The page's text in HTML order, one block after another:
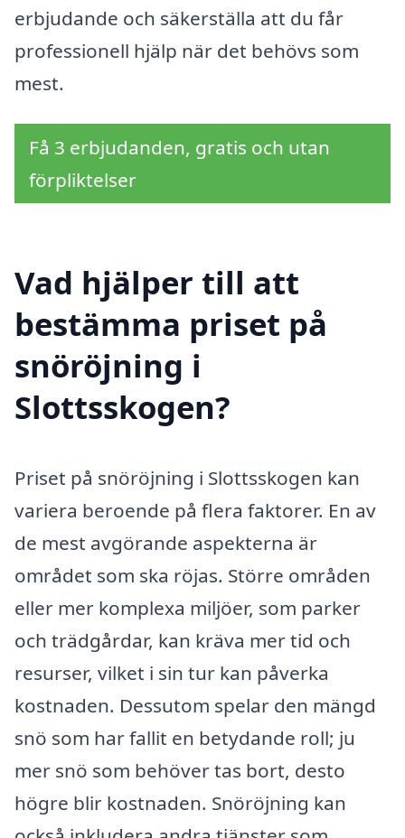
erbjudande och säkerställa att du får
professionell hjälp när det behövs som
mest.
Få 3 erbjudanden, gratis och utan
förpliktelser
Vad hjälper till att
bestämma priset på
snöröjning i
Slottsskogen?
Priset på snöröjning i Slottsskogen kan
variera beroende på flera faktorer. En av
de mest avgörande aspekterna är
området som ska röjas. Större områden
eller mer komplexa miljöer, som parker
och trädgårdar, kan kräva mer tid och
resurser, vilket i sin tur kan påverka
kostnaden. Dessutom spelar den mängd
snö som har fallit en betydande roll; ju
mer snö som behöver tas bort, desto
högre blir kostnaden. Snöröjning kan